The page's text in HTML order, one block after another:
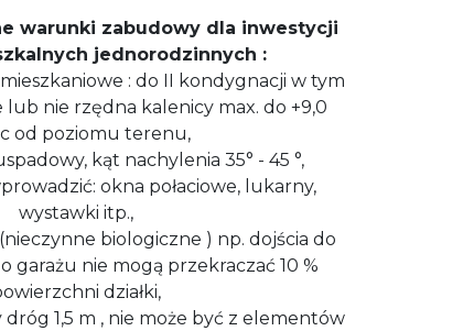
warunki zabudowy dla inwestycji
jednorodzinnych :
: do II kondygnacji w tym
nie rzędna kalenicy max. do +9,0
od poziomu terenu,
kąt nachylenia 35° - 45 °,
okna połaciowe, lukarny,
wystawki itp.,
biologiczne ) np. dojścia do
garażu nie mogą przekraczać 10 %
działki,
1,5 m , nie może być z elementów